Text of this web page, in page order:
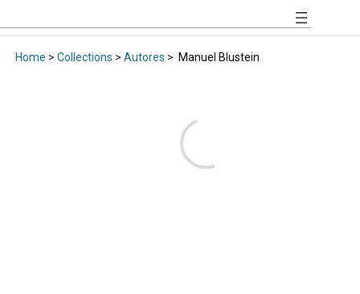
Home > Collections > Autores > Manuel Blustein